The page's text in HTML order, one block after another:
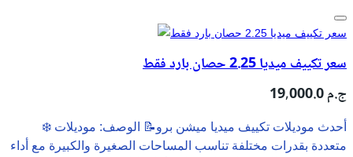
سعر تكييف ميديا 2.25 حصان بارد فقط
19,000.0 ج.م
❄️ أحدث موديلات تكييف ميديا ميشن برو📝 الوصف: موديلات
متعددة بقدرات مختلفة تناسب المساحات الصغيرة والكبيرة مع أداء